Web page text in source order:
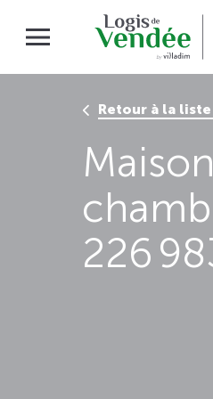
Retour à la
226